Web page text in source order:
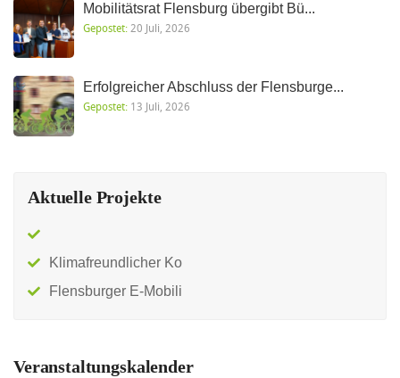
Mobilitätsrat Flensburg übergibt Bü...
Gepostet: 20 Juli, 2026
Erfolgreicher Abschluss der Flensburge...
Gepostet: 13 Juli, 2026
Aktuelle Projekte
Klimafreundlicher Ko
Flensburger E-Mobili
Veranstaltungskalender